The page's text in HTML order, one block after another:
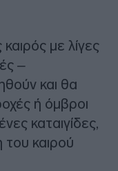
καιρός με λίγες
–
και θα
ή όμβροι
καταιγίδες,
του καιρού